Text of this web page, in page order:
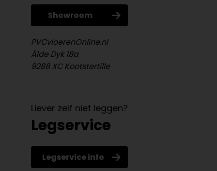
Showroom
PVCvloerenOnline.nl
Âlde Dyk 18a
9288 XC Kootstertille
Liever zelf niet leggen?
Legservice
Legservice info